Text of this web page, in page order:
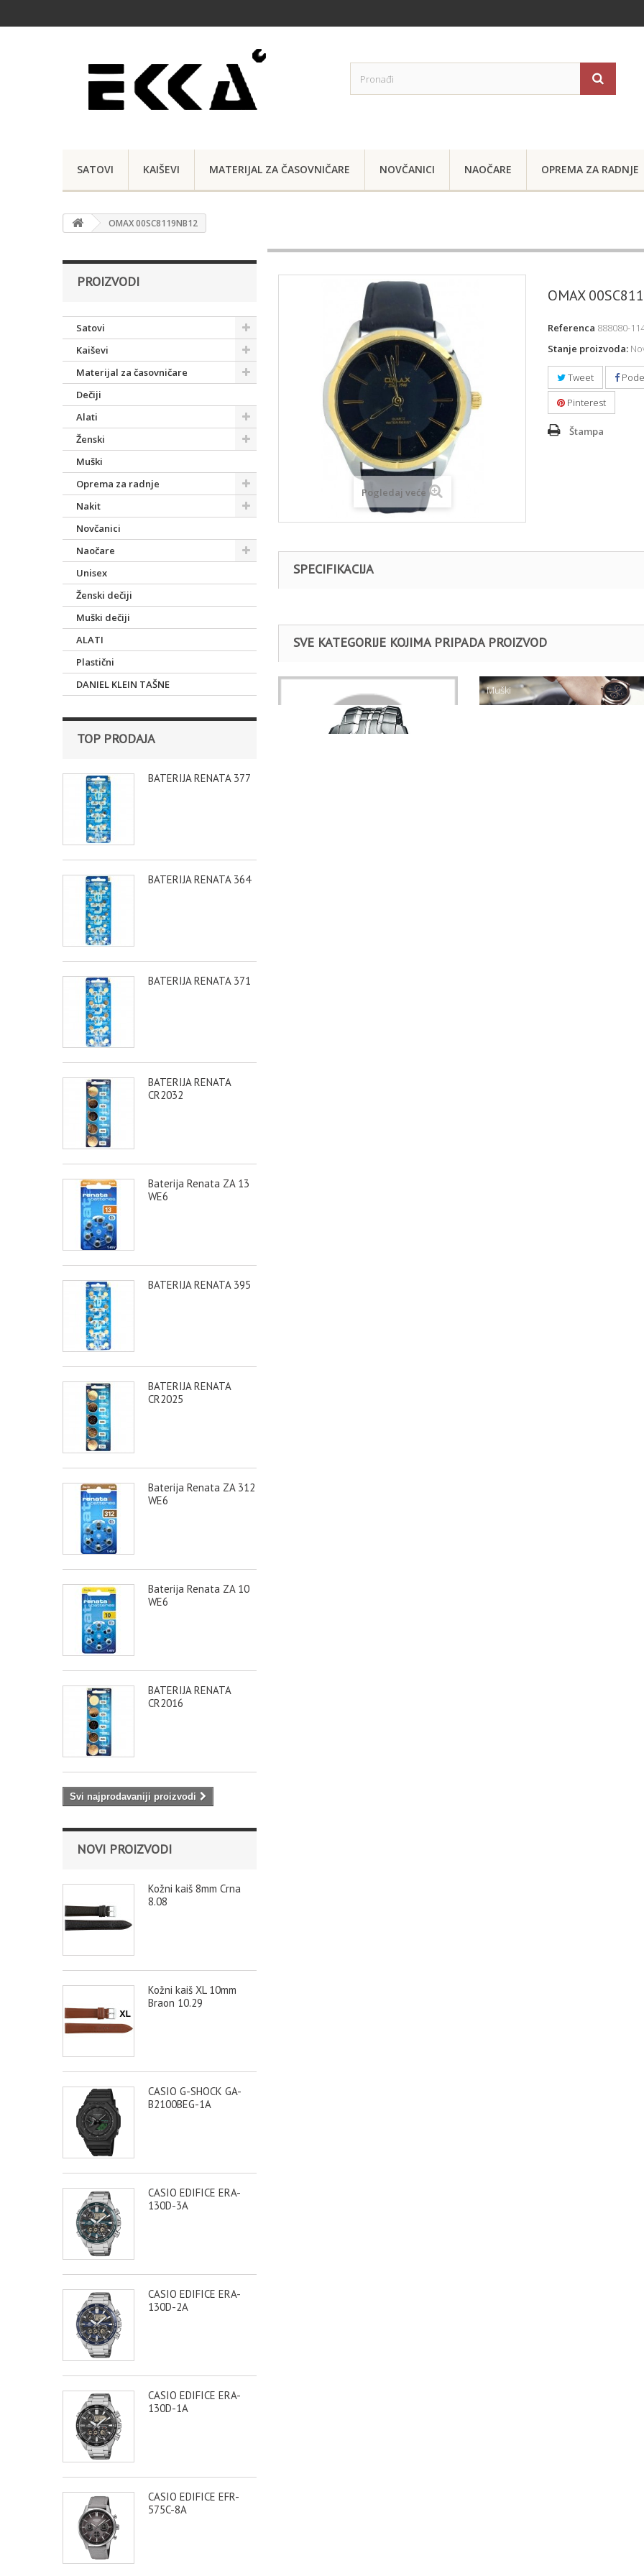
SATOVI KAIŠEVI MATERIJAL ZA ČASOVNIČARE NOVČANICI NAOČARE OPREMA ZA RADNJE
OMAX 00SC8119NB12
PROIZVODI
Satovi
Kaiševi
Materijal za časovničare
Dečiji
Alati
Ženski
Muški
Oprema za radnje
Nakit
Novčanici
Naočare
Unisex
Ženski dečiji
Muški dečiji
ALATI
Plastični
DANIEL KLEIN TAŠNE
TOP PRODAJA
BATERIJA RENATA 377
BATERIJA RENATA 364
BATERIJA RENATA 371
BATERIJA RENATA
CR2032
Baterija Renata ZA 13
WE6
BATERIJA RENATA 395
BATERIJA RENATA
CR2025
Baterija Renata ZA 312
WE6
Baterija Renata ZA 10
WE6
BATERIJA RENATA
CR2016
Svi najprodavaniji proizvodi
NOVI PROIZVODI
Kožni kaiš 8mm Crna
8.08
Kožni kaiš XL 10mm
Braon 10.29
CASIO G-SHOCK GA-
B2100BEG-1A
CASIO EDIFICE ERA-
130D-3A
CASIO EDIFICE ERA-
130D-2A
CASIO EDIFICE ERA-
130D-1A
CASIO EDIFICE EFR-
575C-8A
Pogledaj veće
OMAX
Referenca 888080-
Stanje proizvoda:
Tweet
Pinterest
Štampa
SPECIFIKACIJA
SVE KATEGORIJE KOJIMA PRIPADA PROIZVOD
Muški
RUČNI SATOVI